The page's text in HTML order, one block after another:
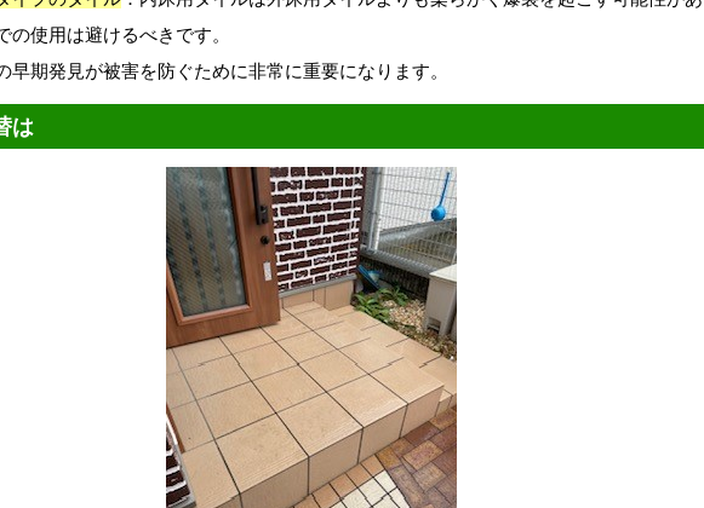
の使用は避けるべきです。
早期発見が被害を防ぐために非常に重要になります。
は